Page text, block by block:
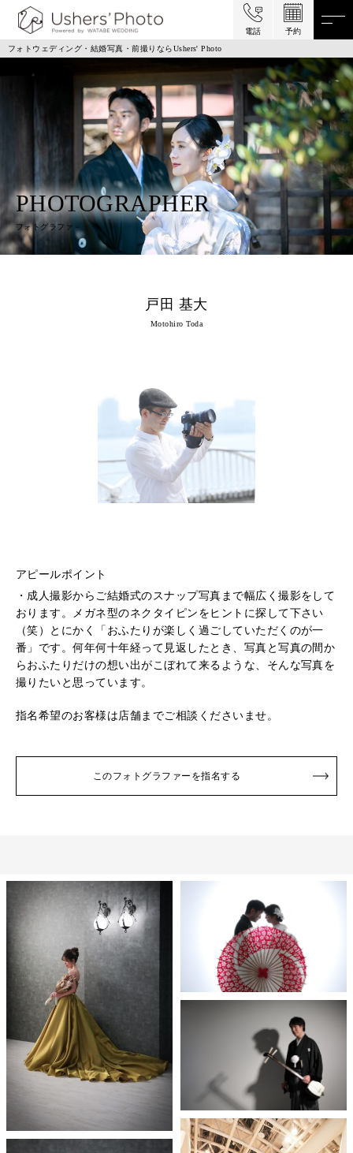
電話 予約
フォトウェディング・結婚写真・前撮りならUshers' Photo
PHOTOGRAPHER
フォトグラファ－
戸田 基大
Motohiro Toda
アピールポイント
成人撮影からご結婚式のスナップ写真まで幅広く撮影をして
おります。メガネ型のネクタイピンをヒントに探して下さい
（笑）とにかく「おふたりが楽しく過ごしていただくのが一
番」です。何年何十年経って見返したとき、写真と写真の間か
らおふたりだけの想い出がこぼれて来るような、そんな写真を
撮りたいと思っています。
指名希望のお客様は店舗までご相談くださいませ。
このフォトグラファーを指名する